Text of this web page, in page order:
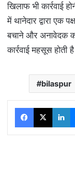
खिलाफ भी कार्रवाई
में थानेदार द्वारा एक
बचाने और अनावेदक को
कार्रवाई महसूस होती
bilaspur
Facebook
X